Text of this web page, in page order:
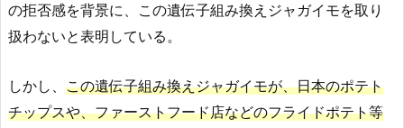
の拒否感を背景に、この遺伝子組み換えジャガイモを取り
扱わないと表明している。
しかし、 この遺伝子組み換えジャガイモが、日本のポテト
チップスや、ファーストフード店などのフライドポテト等